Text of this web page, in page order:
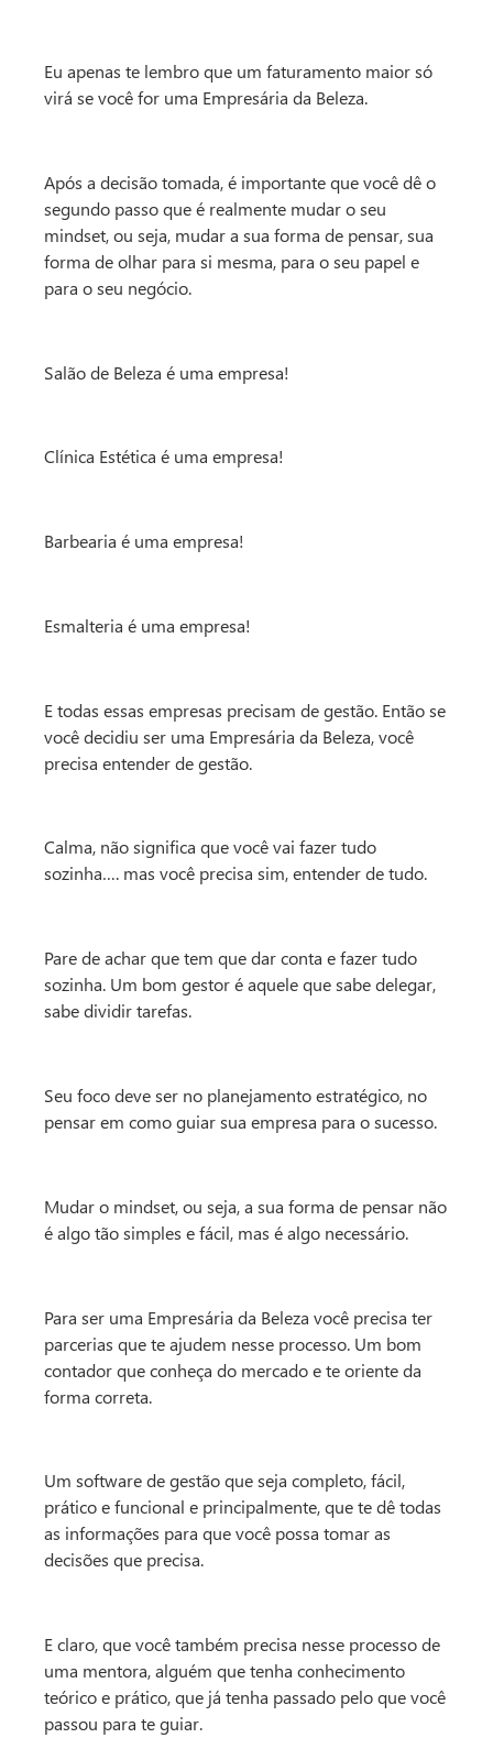
Eu apenas te lembro que um faturamento maior só
virá se você for uma Empresária da Beleza.
Após a decisão tomada, é importante que você dê o
segundo passo que é realmente mudar o seu
mindset, ou seja, mudar a sua forma de pensar, sua
forma de olhar para si mesma, para o seu papel e
para o seu negócio.
Salão de Beleza é uma empresa!
Clínica Estética é uma empresa!
Barbearia é uma empresa!
Esmalteria é uma empresa!
E todas essas empresas precisam de gestão. Então se
você decidiu ser uma Empresária da Beleza, você
precisa entender de gestão.
Calma, não significa que você vai fazer tudo
sozinha…. mas você precisa sim, entender de tudo.
Pare de achar que tem que dar conta e fazer tudo
sozinha. Um bom gestor é aquele que sabe delegar,
sabe dividir tarefas.
Seu foco deve ser no planejamento estratégico, no
pensar em como guiar sua empresa para o sucesso.
Mudar o mindset, ou seja, a sua forma de pensar não
é algo tão simples e fácil, mas é algo necessário.
Para ser uma Empresária da Beleza você precisa ter
parcerias que te ajudem nesse processo. Um bom
contador que conheça do mercado e te oriente da
forma correta.
Um software de gestão que seja completo, fácil,
prático e funcional e principalmente, que te dê todas
as informações para que você possa tomar as
decisões que precisa.
E claro, que você também precisa nesse processo de
uma mentora, alguém que tenha conhecimento
teórico e prático, que já tenha passado pelo que você
passou para te guiar.